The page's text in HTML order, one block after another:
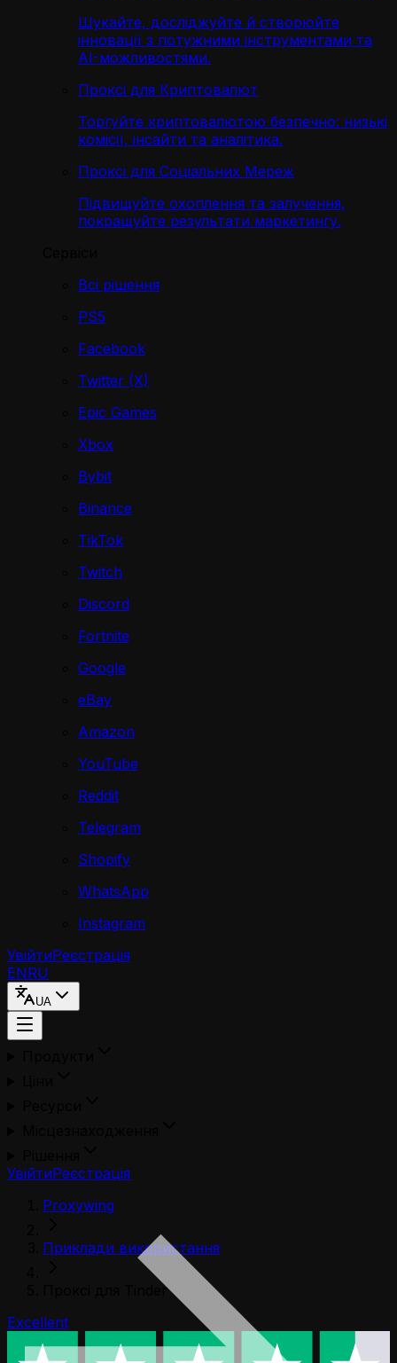
Шукайте, досліджуйте й створюйте
інновації з потужними інструментами та
AI-можливостями.
Проксі для Криптовалют
Торгуйте криптовалютою безпечно: низькі
комісії, інсайти та аналітика.
Проксі для Соціальних Мереж
Підвищуйте охоплення та залучення,
покращуйте результати маркетингу.
Всі рішення
PS5
Facebook
Twitter (X)
Epic Games
Xbox
Bybit
Binance
TikTok
Twitch
Discord
Fortnite
Google
eBay
Amazon
YouTube
Reddit
Telegram
Shopify
WhatsApp
Instagram
УвійтиРеєстрація
ENRU
UA
УвійтиРеєстрація
Proxywing
Приклади використання
Проксі для Tinder
Excellent